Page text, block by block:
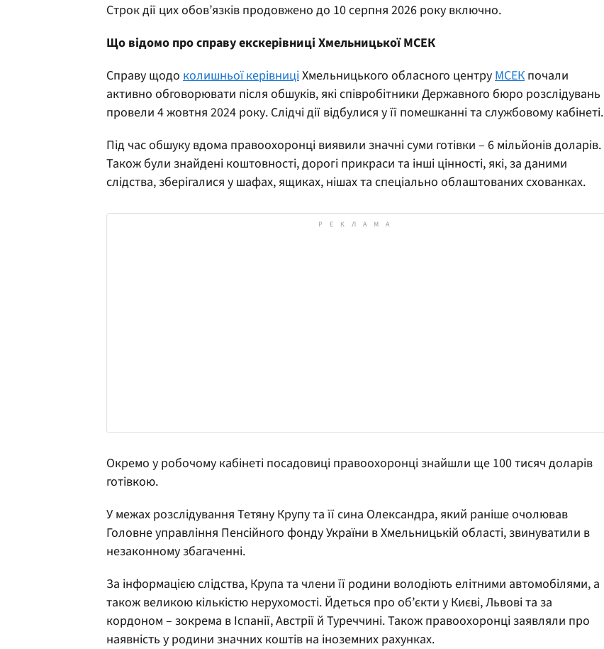
Строк дії цих обов’язків продовжено до 10 серпня 2026 року включно.
Що відомо про справу екскерівниці Хмельницької МСЕК
Справу щодо колишньої керівниціХмельницького обласного центру МСЕКпочали
активно обговорювати після обшуків, які співробітники Державного бюро розслідувань
провели 4 жовтня 2024 року. Слідчі дії відбулися у її помешканні та службовому кабінеті.
Під час обшуку вдома правоохоронці виявили значні суми готівки – 6 мільйонів доларів.
Також були знайдені коштовності, дорогі прикраси та інші цінності, які, за даними
слідства, зберігалися у шафах, ящиках, нішах та спеціально облаштованих схованках.
Окремо у робочому кабінеті посадовиці правоохоронці знайшли ще 100 тисяч доларів
готівкою.
У межах розслідування Тетяну Крупу та її сина Олександра, який раніше очолював
Головне управління Пенсійного фонду України в Хмельницькій області, звинуватили в
незаконному збагаченні.
За інформацією слідства, Крупа та члени її родини володіють елітними автомобілями, а
також великою кількістю нерухомості. Йдеться про об’єкти у Києві, Львові та за
кордоном – зокрема в Іспанії, Австрії й Туреччині. Також правоохоронці заявляли про
наявність у родини значних коштів на іноземних рахунках.